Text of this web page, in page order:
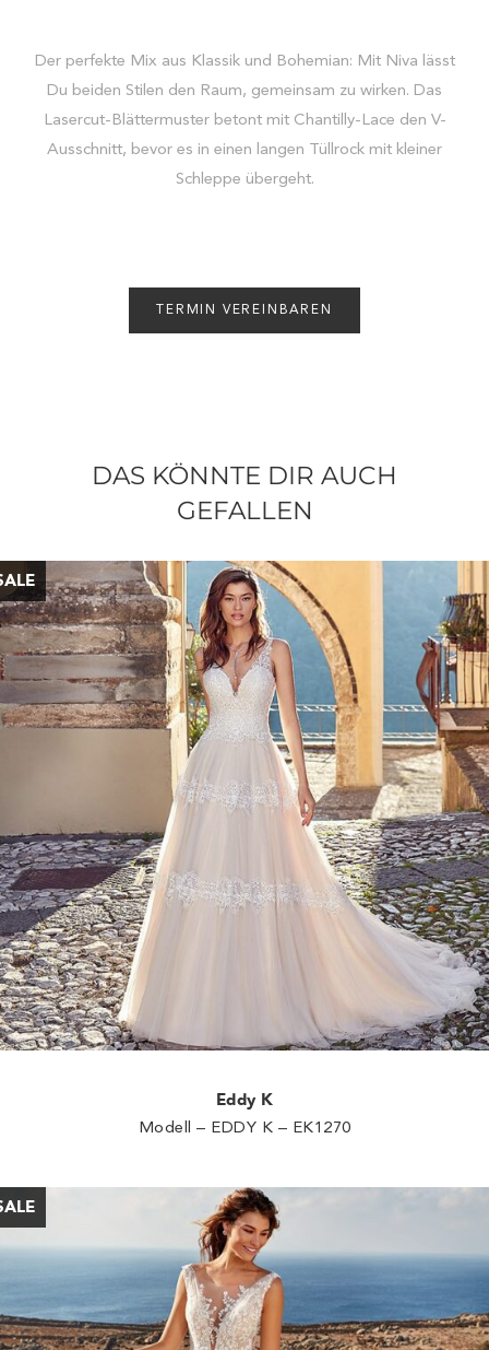
Der perfekte Mix aus Klassik und Bohemian: Mit Niva lässt
Du beiden Stilen den Raum, gemeinsam zu wirken. Das
Lasercut-Blättermuster betont mit Chantilly-Lace den V-
Ausschnitt, bevor es in einen langen Tüllrock mit kleiner
Schleppe übergeht.
TERMIN VEREINBAREN
DAS KÖNNTE DIR AUCH
GEFALLEN
Eddy K
Modell – EDDY K – EK1270